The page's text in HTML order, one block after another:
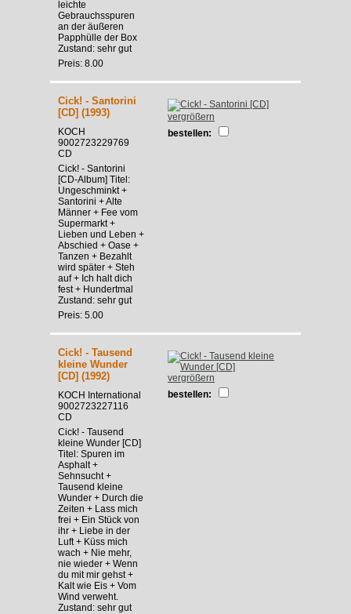
leichte
Gebrauchsspuren
an der äußeren
Papphülle der Box
Zustand: sehr gut
Preis: 8.00
Cick! - Santorini
[CD] (1993)
KOCH
9002723229769
CD
Cick! - Santorini
[CD-Album] Titel:
Ungeschminkt +
Santorini + Alte
Männer + Fee vom
Supermarkt +
Lieben und Leben +
Abschied + Oase +
Tanzen + Bezahlt
wird später + Steh
auf + Ich halt dich
fest + Hundertmal
Zustand: sehr gut
Preis: 5.00
vergrößern
bestellen:
Cick! - Tausend
kleine Wunder
[CD] (1992)
KOCH International
9002723227116
CD
Cick! - Tausend
kleine Wunder [CD]
Titel: Spuren im
Asphalt +
Sehnsucht +
Tausend kleine
Wunder + Durch die
Zeiten + Lass mich
frei + Ein Stück von
ihr + Liebe in der
Luft + Küss mich
wach + Nie mehr,
nie wieder + Wenn
du mit mir gehst +
Kalt wie Eis + Vom
Wind verweht.
Zustand: sehr gut
vergrößern
bestellen: